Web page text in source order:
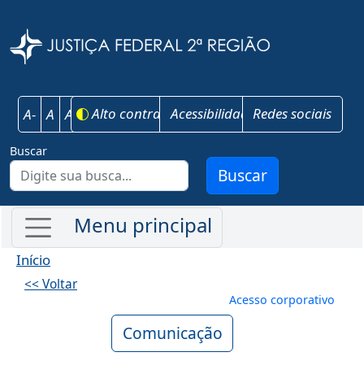
A- A A+ Alto contrasteAcessibilidadeRedes sociais
Buscar
Buscar
Início
<< Voltar
Menu de
Acesso corporativo
Comunicação